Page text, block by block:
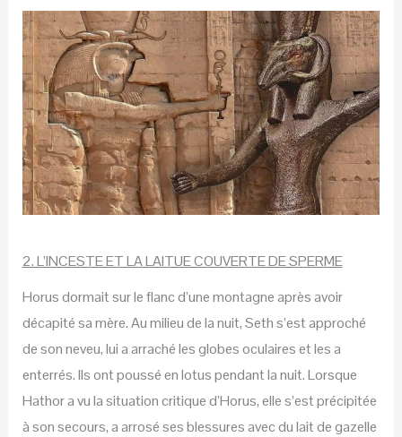
2. L’INCESTE ET LA LAITUE COUVERTE DE SPERME
Horus dormait sur le flanc d’une montagne après avoir
décapité sa mère. Au milieu de la nuit, Seth s’est approché
de son neveu, lui a arraché les globes oculaires et les a
enterrés. Ils ont poussé en lotus pendant la nuit. Lorsque
Hathor a vu la situation critique d’Horus, elle s’est précipitée
à son secours, a arrosé ses blessures avec du lait de gazelle